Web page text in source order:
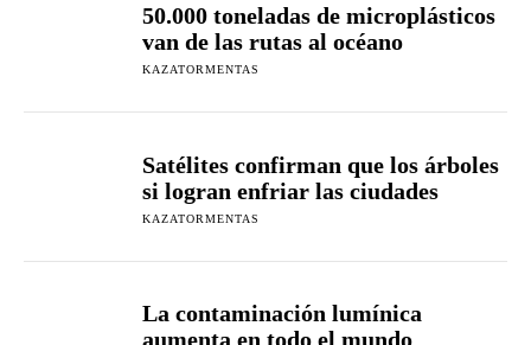
50.000 toneladas de microplásticos
van de las rutas al océano
KAZATORMENTAS
Satélites confirman que los árboles
si logran enfriar las ciudades
KAZATORMENTAS
La contaminación lumínica
aumenta en todo el mundo